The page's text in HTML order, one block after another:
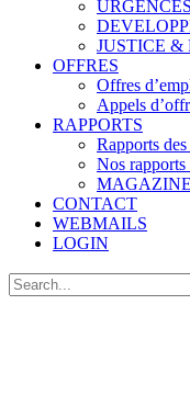
URGENCES
JUSTICE &
OFFRES
Offres
Appels
RAPPORTS
Rapports
Nos rapports
MAGAZINE
CONTACT
WEBMAILS
LOGIN